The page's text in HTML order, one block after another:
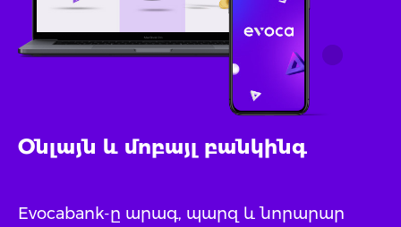
Օնլայն և մոբայլ բանկինգ
Evocabank-ը արագ, պարզ և նորարար